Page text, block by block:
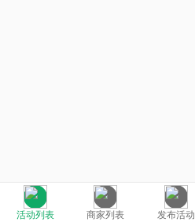
活动列表 商家列表 发布活动